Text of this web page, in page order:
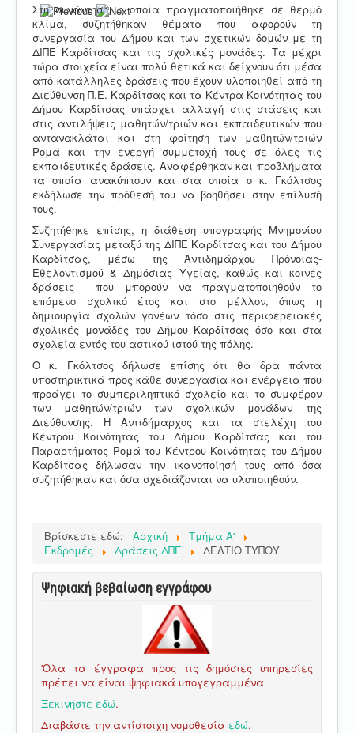
Στη συνάντηση, η οποία πραγματοποιήθηκε σε θερμό
κλίμα, συζητήθηκαν θέματα που αφορούν τη
συνεργασία του Δήμου και των σχετικών δομών με τη
ΔΙΠΕ Καρδίτσας και τις σχολικές μονάδες. Τα μέχρι
τώρα στοιχεία είναι πολύ θετικά και δείχνουν ότι μέσα
από κατάλληλες δράσεις που έχουν υλοποιηθεί από τη
Διεύθυνση Π.Ε. Καρδίτσας και τα Κέντρα Κοινότητας του
Δήμου Καρδίτσας υπάρχει αλλαγή στις στάσεις και
στις αντιλήψεις μαθητών/τριών και εκπαιδευτικών που
αντανακλάται και στη φοίτηση των μαθητών/τριών
Ρομά και την ενεργή συμμετοχή τους σε όλες τις
εκπαιδευτικές δράσεις. Αναφέρθηκαν και προβλήματα
τα οποία ανακύπτουν και στα οποία ο κ. Γκόλτσος
εκδήλωσε την πρόθεσή του να βοηθήσει στην επίλυσή
τους.
Συζητήθηκε επίσης, η διάθεση υπογραφής Μνημονίου
Συνεργασίας μεταξύ της ΔΙΠΕ Καρδίτσας και του Δήμου
Καρδίτσας, μέσω της Αντιδημάρχου Πρόνοιας-
Εθελοντισμού & Δημόσιας Υγείας, καθώς και κοινές
δράσεις που μπορούν να πραγματοποιηθούν το
επόμενο σχολικό έτος και στο μέλλον, όπως η
δημιουργία σχολών γονέων τόσο στις περιφερειακές
σχολικές μονάδες του Δήμου Καρδίτσας όσο και στα
σχολεία εντός του αστικού ιστού της πόλης.
Ο κ. Γκόλτσος δήλωσε επίσης ότι θα δρα πάντα
υποστηρικτικά προς κάθε συνεργασία και ενέργεια που
προάγει το συμπεριληπτικό σχολείο και το συμφέρον
των μαθητών/τριών των σχολικών μονάδων της
Διεύθυνσης. Η Αντιδήμαρχος και τα στελέχη του
Κέντρου Κοινότητας του Δήμου Καρδίτσας και του
Παραρτήματος Ρομά του Κέντρου Κοινότητας του Δήμου
Καρδίτσας δήλωσαν την ικανοποίησή τους από όσα
συζητήθηκαν και όσα σχεδιάζονται να υλοποιηθούν.
Βρίσκεστε εδώ: Αρχική
Τμήμα Α'
Εκδρομές
Δράσεις ΔΠΕ ΔΕΛΤΙΟ ΤΥΠΟΥ
Ψηφιακή βεβαίωση εγγράφου
'Ολα τα έγγραφα προς τις δημόσιες υπηρεσίες
πρέπει να είναι ψηφιακά υπογεγραμμένα.
Ξεκινήστε εδώ.
Διαβάστε την αντίστοιχη νομοθεσία εδώ.